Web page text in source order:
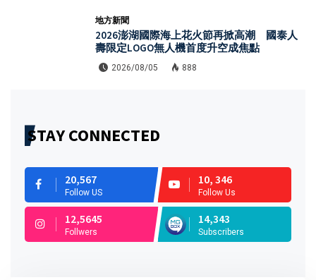
地方新聞
2026澎湖國際海上花火節再掀高潮 國泰人
壽限定LOGO無人機首度升空成焦點
2026/08/05 888
STAY CONNECTED
20,567
Follow US
10, 346
Follow Us
12,5645
Follwers
14,343
Subscribers